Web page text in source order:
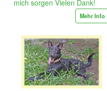
mich sorgen Vielen Dank!
Mehr Info